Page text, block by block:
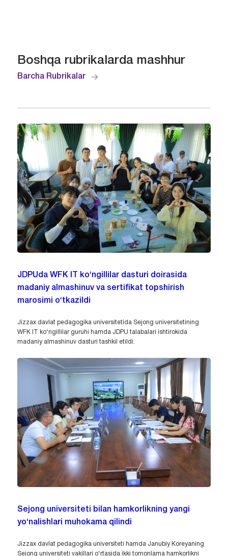
Boshqa rubrikalarda mashhur
Barcha Rubrikalar
JDPUda WFK IT ko‘ngillilar dasturi doirasida
madaniy almashinuv va sertifikat topshirish
marosimi o‘tkazildi
Jizzax davlat pedagogika universitetida Sejong universitetining
WFK IT ko‘ngillilar guruhi hamda JDPU talabalari ishtirokida
madaniy almashinuv dasturi tashkil etildi.
Sejong universiteti bilan hamkorlikning yangi
yo‘nalishlari muhokama qilindi
Jizzax davlat pedagogika universiteti hamda Janubiy Koreyaning
Sejong universiteti vakillari o‘rtasida ikki tomonlama hamkorlikni